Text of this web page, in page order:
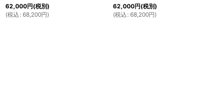
62,000円(税別)
(税込 : 68,200円)
62,000円(税別)
(税込 : 68,200円)